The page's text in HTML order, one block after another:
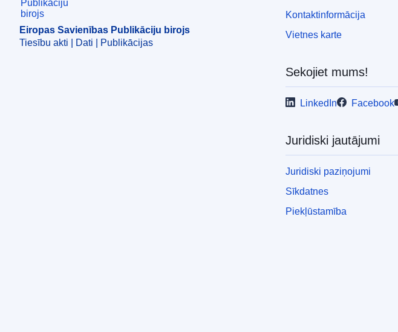
Eiropas Savienības Publikāciju birojs
Tiesību akti | Dati | Publikācijas
Kontaktinformācija
Vietnes karte
Sekojiet mums!
LinkedIn Facebook
Juridiski jautājumi
Juridiski paziņojumi
Sīkdatnes
Piekļūstamība